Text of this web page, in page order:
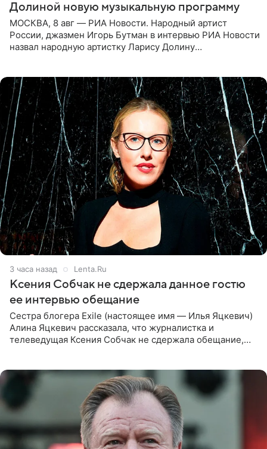
Долиной новую музыкальную программу
МОСКВА, 8 авг — РИА Новости. Народный артист
России, джазмен Игорь Бутман в интервью РИА Новости
назвал народную артистку Ларису Долину
3 часа назад Lenta.Ru
Ксения Собчак не сдержала данное гостю
ее интервью обещание
Сестра блогера Exile (настоящее имя — Илья Яцкевич)
Алина Яцкевич рассказала, что журналистка и
телеведущая Ксения Собчак не сдержала обещание,